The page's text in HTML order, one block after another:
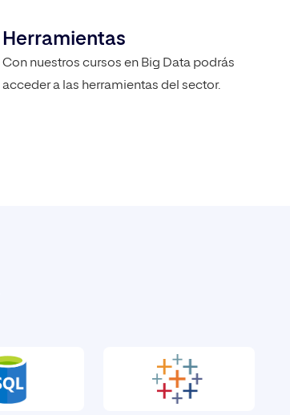
Herramientas
Con nuestros cursos en Big Data podrás
acceder a las herramientas del sector.